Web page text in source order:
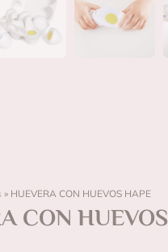
» HUEVERA CON HUEVOS HAPE
CON HUEVOS